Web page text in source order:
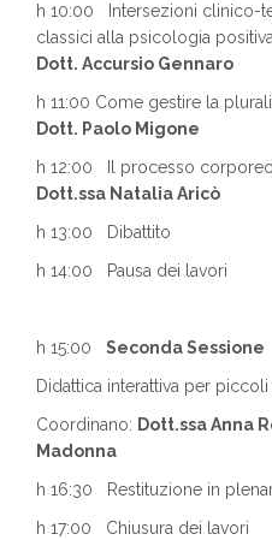
h 10:00 Intersezioni clinico-
classici alla psicologia
Dott. Accursio Gennaro
h 11:00 Come gestire la
Dott. Paolo Migone
h 12:00 Il processo
Dott.ssa Natalia Aricò
h 13:00 Dibattito
h 14:00 Pausa dei lavori
h 15:00 Seconda Sessione
Didattica interattiva per piccoli
Coordinano: Dott.ssa Anna
Madonna
h 16:30 Restituzione in
h 17:00 Chiusura dei lavori